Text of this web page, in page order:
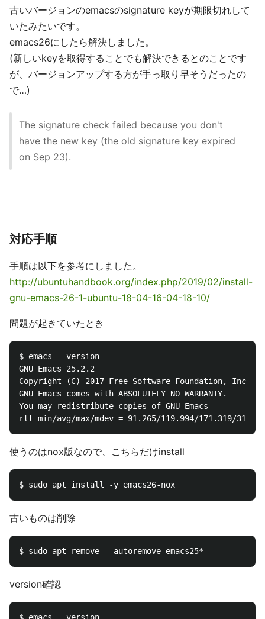
古いバージョンのemacsのsignature keyが期限切れして
いたみたいです。
emacs26にしたら解決しました。
(新しいkeyを取得することでも解決できるとのことです
が、バージョンアップする方が手っ取り早そうだったの
で…)
The signature check failed because you don't
have the new key (the old signature key expired
on Sep 23).
対応手順
手順は以下を参考にしました。
http://ubuntuhandbook.org/index.php/2019/02/install-
gnu-emacs-26-1-ubuntu-18-04-16-04-18-10/
問題が起きていたとき
$ emacs --version
GNU Emacs 25.2.2
Copyright (C) 2017 Free Software Foundation, Inc.
GNU Emacs comes with ABSOLUTELY NO WARRANTY.
You may redistribute copies of GNU Emacs
使うのはnox版なので、こちらだけinstall
古いものは削除
version確認